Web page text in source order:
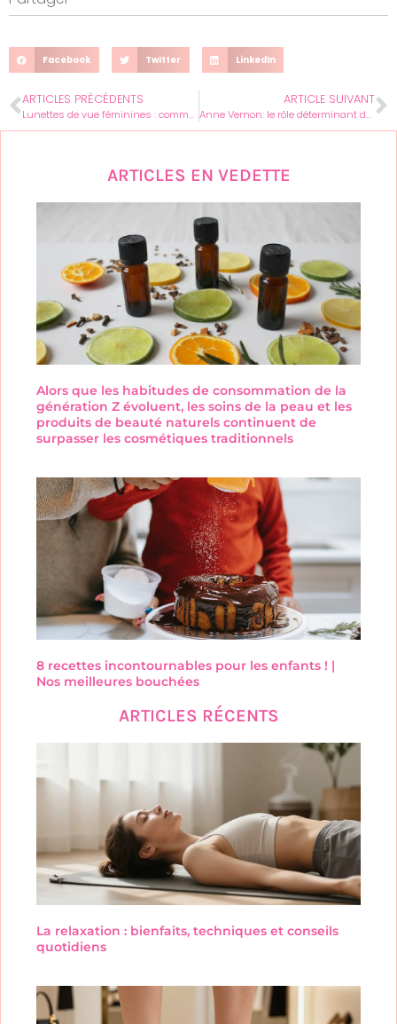
Facebook Twitter LinkedIn
ARTICLES PRÉCÉDENTS
Lunettes de vue féminines : comment l’alternance redéfinit style et confort
ARTICLE SUIVANT
Anne Vernon: le rôle déterminant de l’épouse de Benjamin Badinter pour le droit des femmes
ARTICLES EN VEDETTE
Alors que les habitudes de consommation de la
génération Z évoluent, les soins de la peau et les
produits de beauté naturels continuent de
surpasser les cosmétiques traditionnels
8 recettes incontournables pour les enfants ! |
Nos meilleures bouchées
ARTICLES RÉCENTS
La relaxation : bienfaits, techniques et conseils
quotidiens